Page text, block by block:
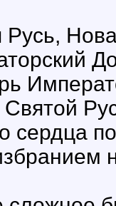
Русь,
Святой
сердца